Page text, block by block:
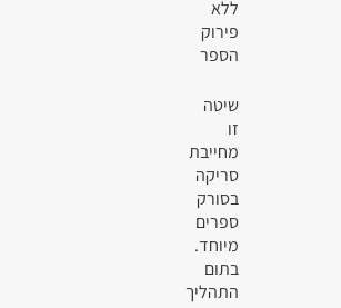
ללא
פירוק
הספר
שיטה
זו
מחייבת
סריקה
בסורק
ספרים
מיוחד.
בתום
התהליך